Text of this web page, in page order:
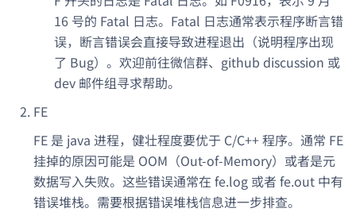
16 号的 Fatal 日志。Fatal 日志通常表示程序断言错
误，断言错误会直接导致进程退出（说明程序出现
了 Bug）。欢迎前往微信群、github discussion 或
dev 邮件组寻求帮助。
FE
FE 是 java 进程，健壮程度要优于 C/C++ 程序。通常 FE
挂掉的原因可能是 OOM（Out-of-Memory）或者是元
数据写入失败。这些错误通常在 fe.log 或者 fe.out 中有
错误堆栈。需要根据错误堆栈信息进一步排查。